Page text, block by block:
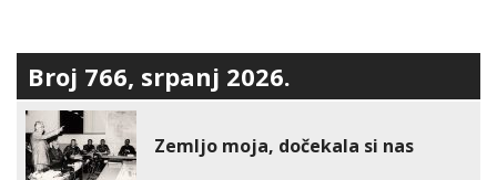
Broj 766, srpanj 2026.
Zemljo moja, dočekala si nas